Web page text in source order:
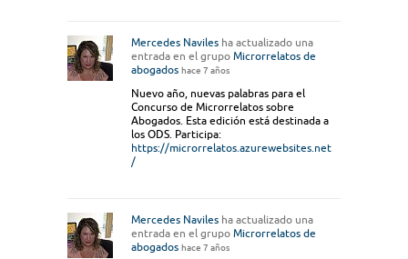
Mercedes Naviles ha actualizado una
entrada en el grupo Microrrelatos de
abogados hace 7 años
Nuevo año, nuevas palabras para el
Concurso de Microrrelatos sobre
Abogados. Esta edición está destinada a
los ODS. Participa:
https://microrrelatos.azurewebsites.net
/
Mercedes Naviles ha actualizado una
entrada en el grupo Microrrelatos de
abogados hace 7 años